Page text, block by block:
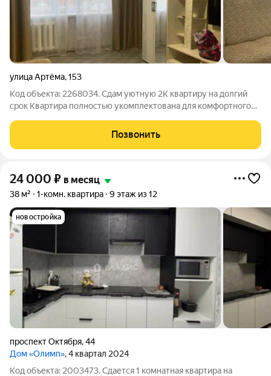
улица Артёма,153
Код объекта: 2268034. Сдам уютную 2К квартиру на долгий
срок Квартира полностью укомплектована для комфортного
микроволновка, телевизор, интернет, двуспальная кровать,
диван, вместительный
Позвонить
24 000 ₽ в месяц
38 м² 1-комн. квартира 9 этаж из 12
новостройка
проспект Октября,44
Дом «Олимп», 4 квартал 2024
Код объекта: 2003473. Сдается 1 комнатная квартира на